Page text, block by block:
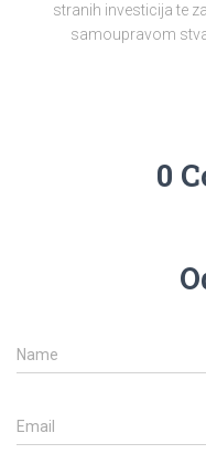
stranih investicija te
samoupravom
0
Name
Email